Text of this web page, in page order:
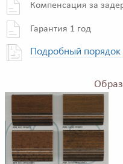
Компенсация за
Гарантия 1 год
Подробный порядок